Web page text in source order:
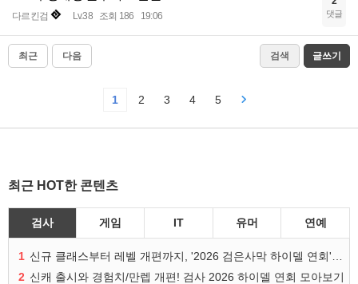
다르킨검 Lv.38 조회 186 19:06 댓글
최근 다음 검색 글쓰기
1 2 3 4 5
최근 HOT한 콘텐츠
검사 게임 IT 유머 연예
1
2 신캐 출시와 경험치/만렙 개편! 검사 2026 하이델 연회 모아보기